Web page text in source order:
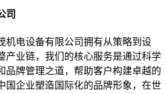
司
机电设备有限公司拥有从策略到设
产业链，我们的核心服务是通过科学
品牌管理之道，帮助客户构建卓越的
国企业塑造国际化的品牌形象，在世